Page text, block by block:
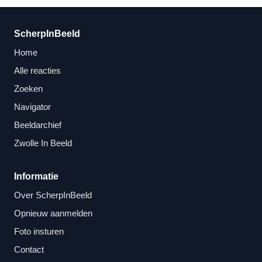
ScherpInBeeld
Home
Alle reacties
Zoeken
Navigator
Beeldarchief
Zwolle In Beeld
Informatie
Over ScherpInBeeld
Opnieuw aanmelden
Foto insturen
Contact